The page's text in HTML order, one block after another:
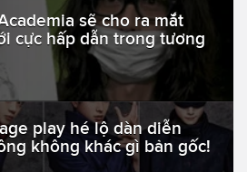
sẽ cho ra mắt
cực hấp dẫn trong tương
play hé lộ dàn diễn
không khác gì bản gốc!